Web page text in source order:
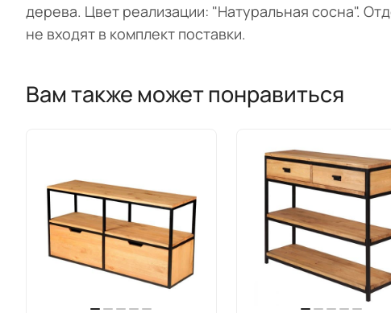
дерева. Цвет реализации: "Натуральная сосна".
не входят в комплект поставки.
Вам также может понравиться